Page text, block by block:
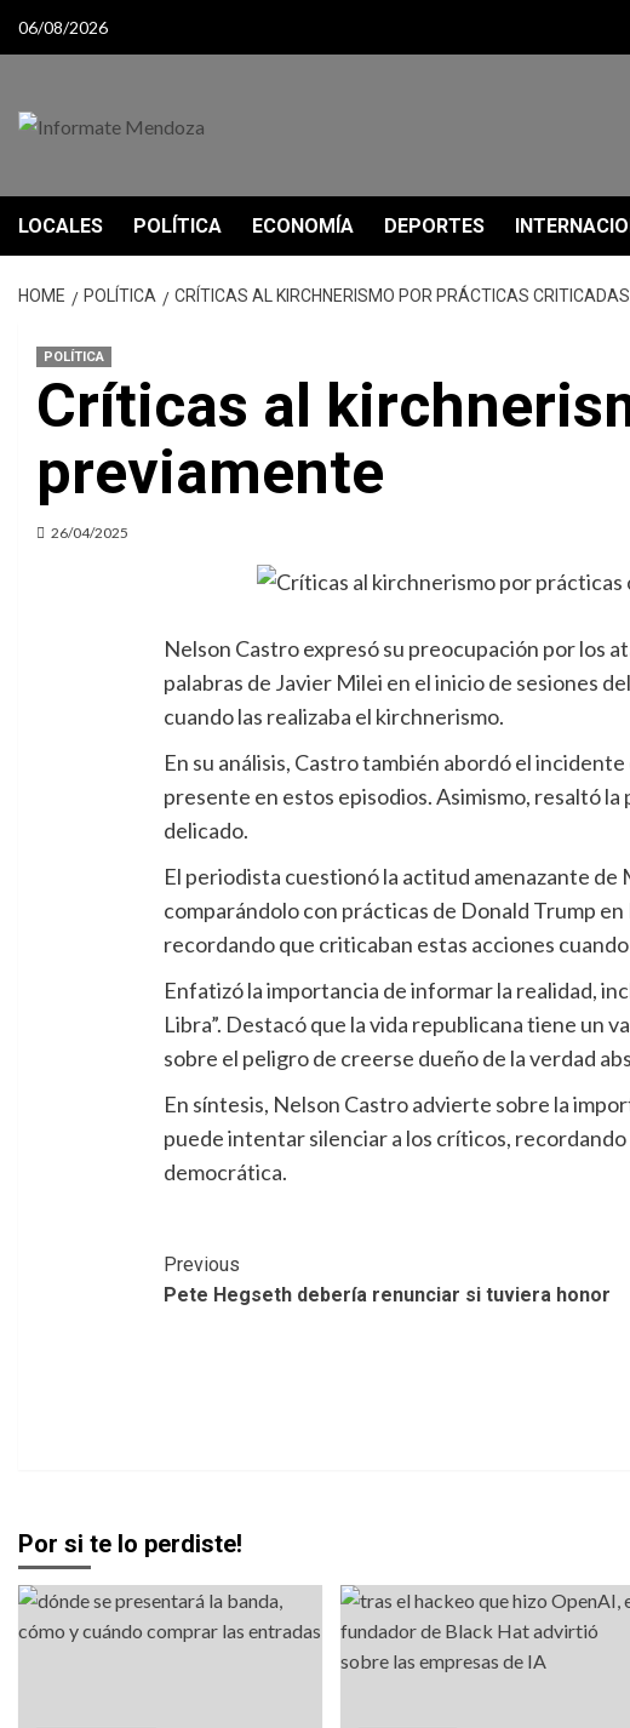
06/08/2026
LOCALES POLÍTICA ECONOMÍA DEPORTES
HOME POLÍTICA CRÍTICAS AL KIRCHNERISMO POR PRÁCTICAS
POLÍTICA
Críticas al
previamente
26/04/2025
Nelson Castro expresó su preocupación por los
palabras de Javier Milei en el inicio de sesiones
cuando las realizaba el kirchnerismo.
En su análisis, Castro también abordó el
presente en estos episodios. Asimismo, resaltó
delicado.
El periodista cuestionó la actitud amenazante de
comparándolo con prácticas de Donald Trump
recordando que criticaban estas acciones
Enfatizó la importancia de informar la realidad,
Libra”. Destacó que la vida republicana tiene un
sobre el peligro de creerse dueño de la verdad
En síntesis, Nelson Castro advierte sobre la
puede intentar silenciar a los críticos,
democrática.
Post
Navigation
Previous
Pete Hegseth debería renunciar si tuviera honor
Por si te lo perdiste!